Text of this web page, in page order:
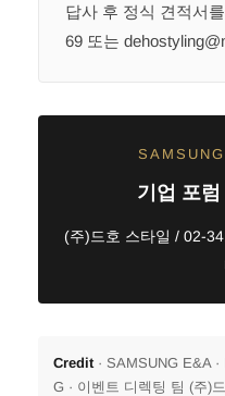
답사 후 정식 견적서
69 또는
기업 포
(주)드호 스타일 / 02-
Credit · SAMSUNG E&A
G · 이벤트 디렉팅 팀 (주)